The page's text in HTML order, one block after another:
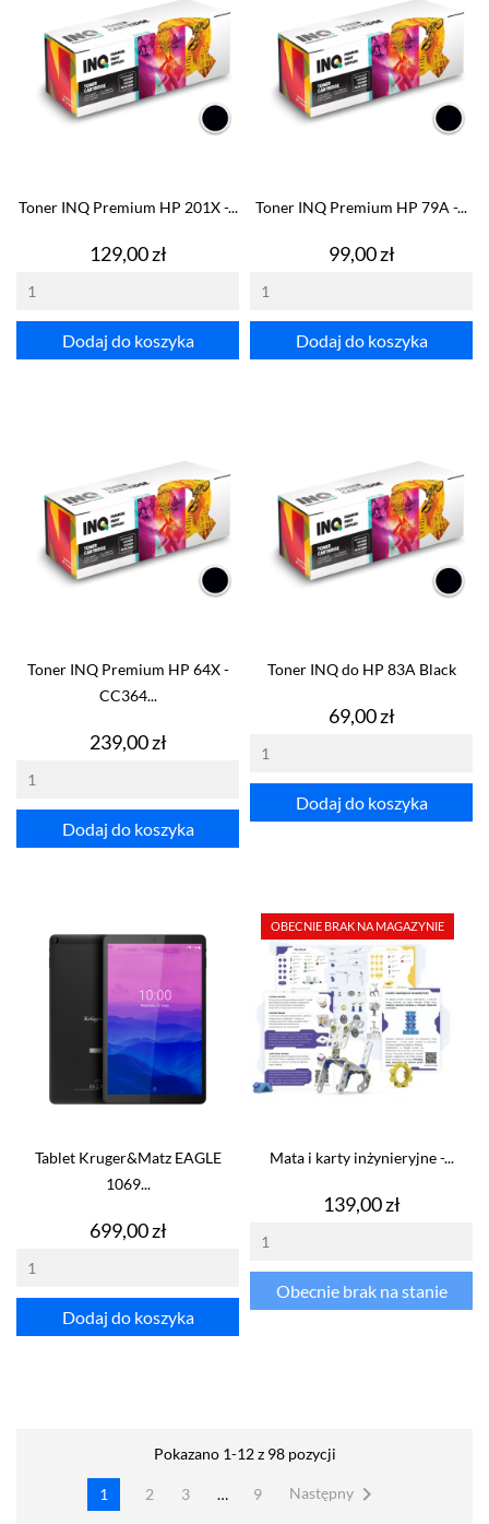
Toner INQ Premium HP 201X -...
Cena
129,00 zł
Dodaj do koszyka
Toner INQ Premium HP 79A -...
Cena
99,00 zł
Dodaj do koszyka
Toner INQ Premium HP 64X -
CC364...
Cena
239,00 zł
Dodaj do koszyka
Toner INQ do HP 83A Black
Cena
69,00 zł
Dodaj do koszyka
Tablet Kruger&Matz EAGLE
1069...
Cena
699,00 zł
Dodaj do koszyka
Mata i karty inżynieryjne -...
Cena
139,00 zł
Obecnie brak na stanie
OBECNIE BRAK NA MAGAZYNIE
Pokazano 1-12 z 98 pozycji
1 2 3 … 9 Następny